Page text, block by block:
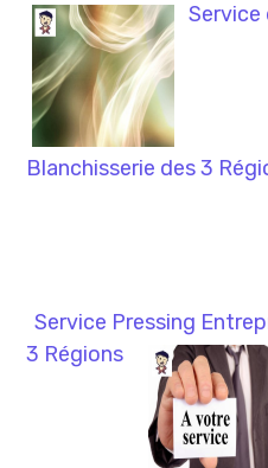
Service
Blanchisserie des 3
Service Pressing
3 Régions